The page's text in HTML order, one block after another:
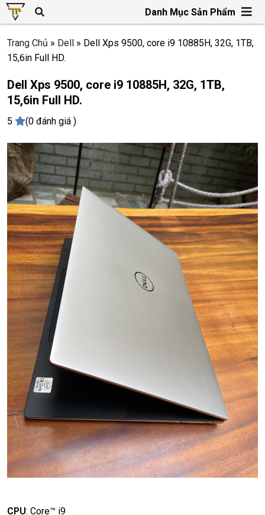
Danh Mục Sản Phẩm
Trang Chủ » Dell » Dell Xps 9500, core i9 10885H, 32G, 1TB,
15,6in Full HD.
Dell Xps 9500, core i9 10885H, 32G, 1TB,
15,6in Full HD.
5 (0 đánh giá )
CPU: Core™ i9